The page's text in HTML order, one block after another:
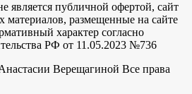
является публичной офертой, сайт
материалов, размещенные на сайте
характер согласно
РФ от 11.05.2023 №736
Верещагиной Все права